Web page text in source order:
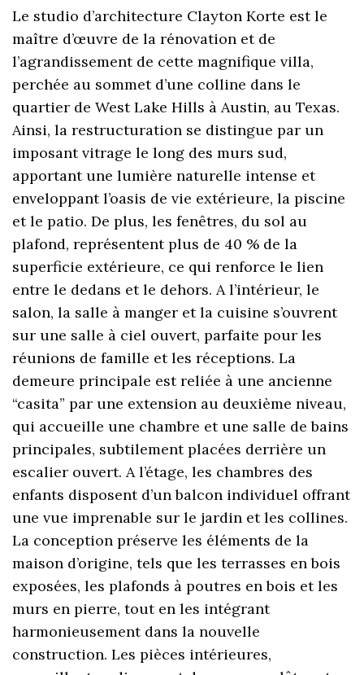
Le studio d’architecture Clayton Korte est le
maître d’œuvre de la rénovation et de
l’agrandissement de cette magnifique villa,
perchée au sommet d’une colline dans le
quartier de West Lake Hills à Austin, au Texas.
Ainsi, la restructuration se distingue par un
imposant vitrage le long des murs sud,
apportant une lumière naturelle intense et
enveloppant l’oasis de vie extérieure, la piscine
et le patio. De plus, les fenêtres, du sol au
plafond, représentent plus de 40 % de la
superficie extérieure, ce qui renforce le lien
entre le dedans et le dehors. A l’intérieur, le
salon, la salle à manger et la cuisine s’ouvrent
sur une salle à ciel ouvert, parfaite pour les
réunions de famille et les réceptions. La
demeure principale est reliée à une ancienne
“casita” par une extension au deuxième niveau,
qui accueille une chambre et une salle de bains
principales, subtilement placées derrière un
escalier ouvert. A l’étage, les chambres des
enfants disposent d’un balcon individuel offrant
une vue imprenable sur le jardin et les collines.
La conception préserve les éléments de la
maison d’origine, tels que les terrasses en bois
exposées, les plafonds à poutres en bois et les
murs en pierre, tout en les intégrant
harmonieusement dans la nouvelle
construction. Les pièces intérieures,